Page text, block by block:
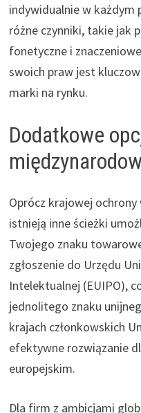
indywidualnie w każdym
różne czynniki, takie jak
fonetyczne i
swoich praw jest
marki na rynku.
Dodatkowe
Oprócz krajowej
istnieją inne ścieżki
Twojego znaku
zgłoszenie do Urzędu
Intelektualnej (EUIPO),
jednolitego znaku
krajach członkowskich
efektywne rozwiązanie
europejskim.
Dla firm z ambicjami